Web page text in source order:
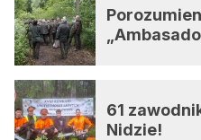
61
Nidzie!